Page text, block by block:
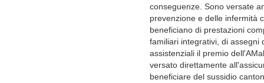
conseguenze. Sono versate
prevenzione e delle infermità
beneficiano di prestazioni
familiari integrativi, di assegni
assistenziali il premio
versato direttamente
beneficiare del sussidio